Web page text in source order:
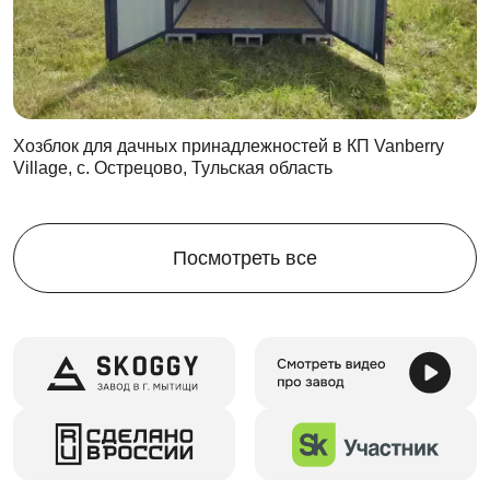
Хозблок можно собирать и разбирать повторно. Он
может пройти до 100 циклов сборки без потери
эксплуатационных свойств.
Даже через 20, 30, 40 лет постоянного
использования контейнер будет выглядеть, как
новый! А вы сможете использовать его для других
При необходимости можно продать постройку.
пригодится в хозяйстве.
Хозблок SKOGGY – это универсальное сооружение,
которое можно использовать на любом участке:
на даче
на стройке
Хозблок для дачных принадлежностей в КП Vanberry
Village, с. Острецово, Тульская область
Посмотреть все